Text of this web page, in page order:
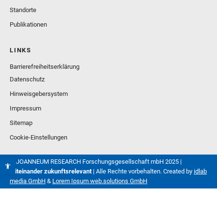
Standorte
Publikationen
LINKS
Barrierefreiheitserklärung
Datenschutz
Hinweisgebersystem
Impressum
Sitemap
Cookie-Einstellungen
© JOANNEUM RESEARCH Forschungsgesellschaft mbH 2025 |
Miteinander zukunftsrelevant| Alle Rechte vorbehalten. Created by idlab
media GmbH & Lorem Ipsum web.solutions GmbH